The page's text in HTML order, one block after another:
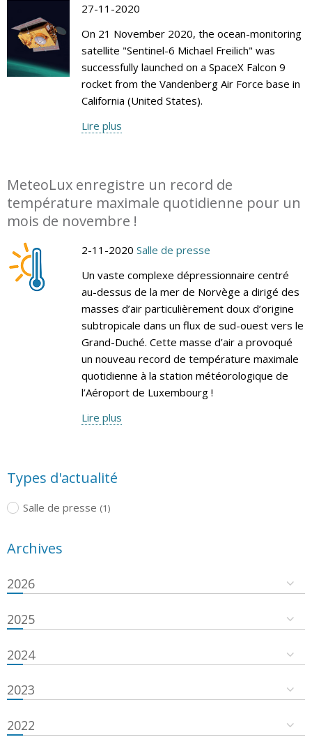
27-11-2020
On 21 November 2020, the ocean-monitoring
satellite "Sentinel-6 Michael Freilich" was
successfully launched on a SpaceX Falcon 9
rocket from the Vandenberg Air Force base in
California (United States).
Lire plus
MeteoLux enregistre un record de
température maximale quotidienne pour un
mois de novembre !
2-11-2020 Salle de presse
Un vaste complexe dépressionnaire centré
au-dessus de la mer de Norvège a dirigé des
masses d’air particulièrement doux d’origine
subtropicale dans un flux de sud-ouest vers le
Grand-Duché. Cette masse d’air a provoqué
un nouveau record de température maximale
quotidienne à la station météorologique de
l’Aéroport de Luxembourg !
Lire plus
Types d'actualité
Salle de presse (1)
Archives
2026
2025
2024
2023
2022